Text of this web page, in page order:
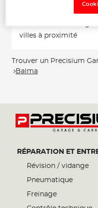
villes à proximité
Trouver un Precisium
Balma
RÉPARATION ET
Révision / vidange
Pneumatique
Freinage